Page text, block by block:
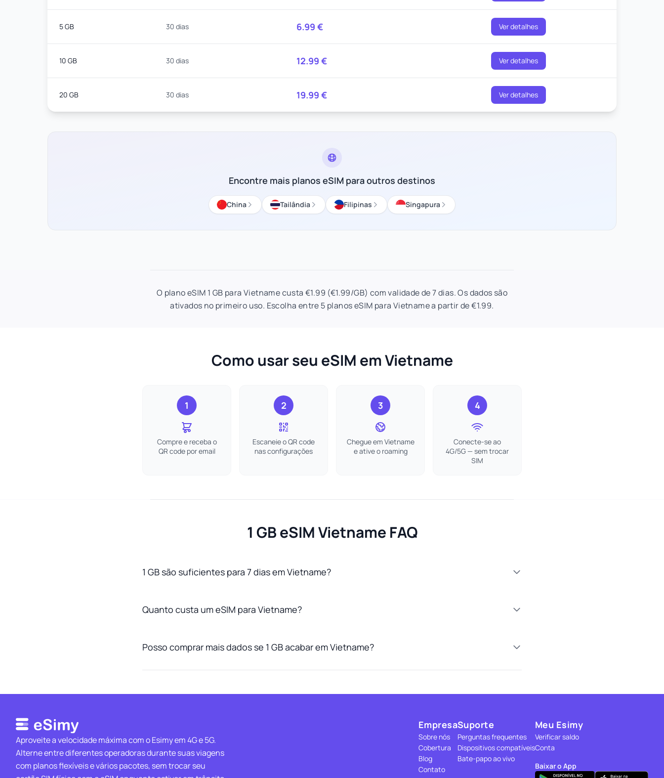
5 GB 30 dias 6.99 € Ver detalhes
10 GB 30 dias 12.99 € Ver detalhes
20 GB 30 dias 19.99 € Ver detalhes
Encontre mais planos eSIM para outros destinos
China Tailândia Filipinas Singapura
O plano eSIM 1 GB para Vietname custa €1.99 (€1.99/GB) com validade de 7 dias. Os dados são
ativados no primeiro uso. Escolha entre 5 planos eSIM para Vietname a partir de €1.99.
Como usar seu eSIM em Vietname
1
Compre e receba o
QR code por email
2
Escaneie o QR code
nas configurações
3
Chegue em Vietname
e ative o roaming
4
Conecte-se ao
4G/5G — sem trocar
SIM
1 GB eSIM Vietname FAQ
1 GB são suficientes para 7 dias em Vietname?
Quanto custa um eSIM para Vietname?
Posso comprar mais dados se 1 GB acabar em Vietname?
Aproveite a velocidade máxima com o Esimy em 4G e 5G.
Alterne entre diferentes operadoras durante suas viagens
com planos flexíveis e vários pacotes, sem trocar seu
Empresa
Sobre nós
Cobertura
Blog
Contato
Suporte
Perguntas frequentes
Dispositivos compatíveis
Bate-papo ao vivo
Meu Esimy
Verificar saldo
Conta
Baixar o App